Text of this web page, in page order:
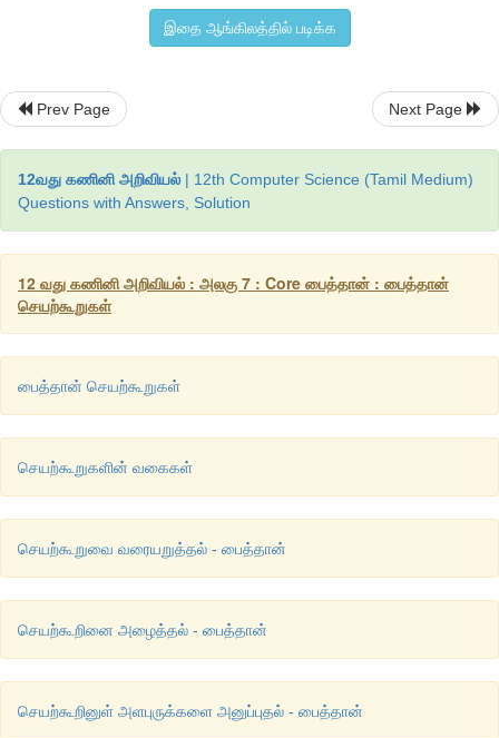
25
இதை ஆங்கிலத்தில் படிக்க
Prev Page Next Page
12வது கணினி அறிவியல் | 12th Computer Science (Tamil Medium)
Questions with Answers, Solution
12 வது கணினி அறிவியல் : அலகு 7 : Core பைத்தான் : பைத்தான்
செயற்கூறுகள்
பைத்தான் செயற்கூறுகள்
செயற்கூறுகளின் வகைகள்
செயற்கூறுவை வரையறுத்தல் - பைத்தான்
செயற்கூறினை அழைத்தல் - பைத்தான்
செயற்கூறினுள் அளபுருக்களை அனுப்புதல் - பைத்தான்